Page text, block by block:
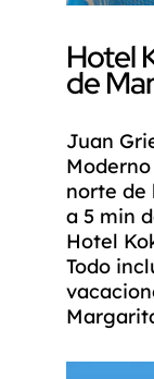
Hotel
de
Juan
norte de
a 5 min
Hotel
Todo